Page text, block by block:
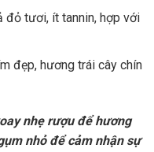
đỏ tươi, ít tannin, hợp với
đẹp, hương trái cây chín
nhẹ rượu để hương
nhỏ để cảm nhận sự